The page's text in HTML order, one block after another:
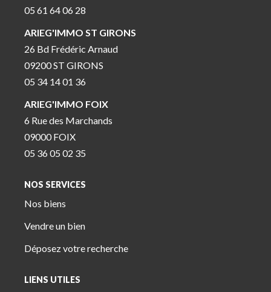
05 61 64 06 28
ARIEG'IMMO ST GIRONS
26 Bd Frédéric Arnaud
09200 ST GIRONS
05 34 14 01 36
ARIEG'IMMO FOIX
6 Rue des Marchands
09000 FOIX
05 36 05 02 35
NOS SERVICES
Nos biens
Vendre un bien
Déposez votre recherche
LIENS UTILES